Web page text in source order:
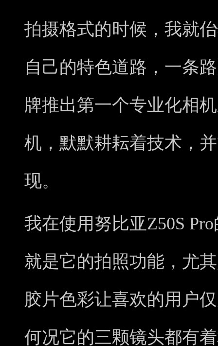
拍摄格式的时候，我就
自己的特色道路，一条
牌推出第一个专业化相
机，默默耕耘着技术，
现。
我在使用努比亚Z50S
就是它的拍照功能，尤
胶片色彩让喜欢的用户
何况它的三颗镜头都有